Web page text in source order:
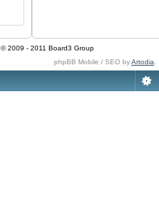
© 2009 - 2011 Board3 Group
phpBB Mobile / SEO byArtodia